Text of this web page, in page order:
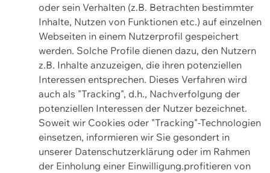
oder sein Verhalten (z.B. Betrachten bestimmter
Inhalte, Nutzen von Funktionen etc.) auf einzelnen
Webseiten in einem Nutzerprofil gespeichert
werden. Solche Profile dienen dazu, den Nutzern
z.B. Inhalte anzuzeigen, die ihren potenziellen
Interessen entsprechen. Dieses Verfahren wird
auch als "Tracking", d.h., Nachverfolgung der
potenziellen Interessen der Nutzer bezeichnet.
Soweit wir Cookies oder "Tracking"-Technologien
einsetzen, informieren wir Sie gesondert in
unserer Datenschutzerklärung oder im Rahmen
der Einholung einer Einwilligung.profitieren von